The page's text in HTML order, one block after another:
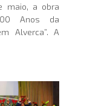
maio, a obra
Anos da
Alverca”. A